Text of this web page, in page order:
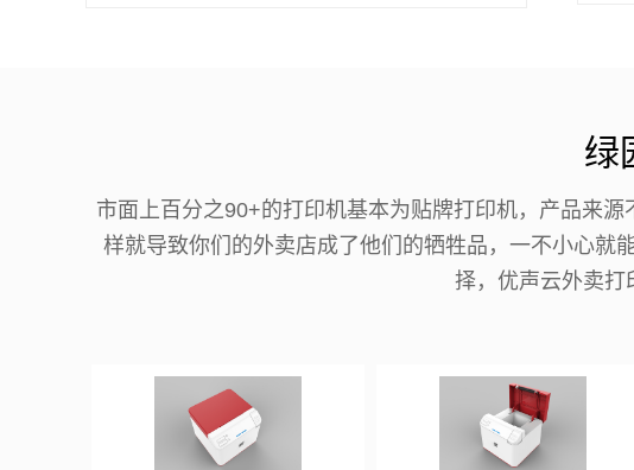
绿
市面上百分之90+的打印机基本为贴牌打印机，产品来
样就导致你们的外卖店成了他们的牺牲品，一不小心就
择，优声云外卖打